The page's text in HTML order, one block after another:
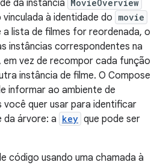
da instância MovieOverview
à identidade do movie
a lista de filmes for reordenada, o
instâncias correspondentes na
vez de recompor cada função
instância de filme. O Compose
informar ao ambiente de
você quer usar para identificar
da árvore: a key que pode ser
código usando uma chamada à